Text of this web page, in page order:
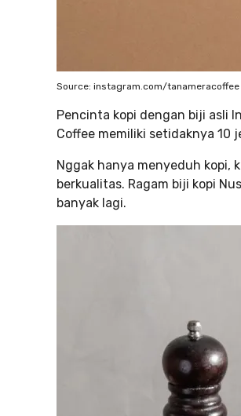
Source: instagram.com/tanameracoffee
Pencinta kopi dengan biji asli
Coffee memiliki setidaknya 10
Nggak hanya menyeduh kopi,
berkualitas. Ragam biji kopi
banyak lagi.